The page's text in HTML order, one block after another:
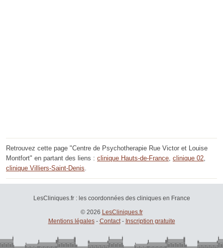
Retrouvez cette page "Centre de Psychotherapie Rue Victor et Louise
Montfort" en partant des liens : clinique Hauts-de-France, clinique 02,
clinique Villiers-Saint-Denis.
LesCliniques.fr : les coordonnées des cliniques en France
© 2026 LesCliniques.fr
Mentions légales- Contact- Inscription gratuite